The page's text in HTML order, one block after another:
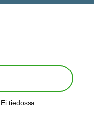
Ei tiedossa